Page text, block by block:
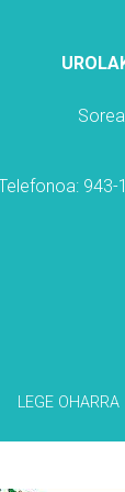
943-
LEGE OHARRA